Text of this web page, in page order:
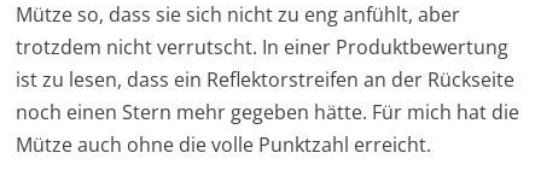
Mütze so, dass sie sich nicht zu eng anfühlt, aber
trotzdem nicht verrutscht. In einer Produktbewertung
ist zu lesen, dass ein Reflektorstreifen an der Rückseite
noch einen Stern mehr gegeben hätte. Für mich hat die
Mütze auch ohne die volle Punktzahl erreicht.